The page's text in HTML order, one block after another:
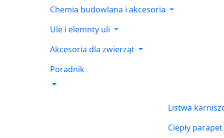
Chemia budowlana i akcesoria
Ule i elemnty uli
Akcesoria dla zwierząt
Poradnik
Listwa
Ciepły parapet